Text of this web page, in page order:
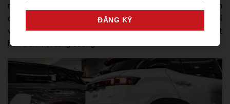
như Kia Seltos và Honda HR-V cũng mang lại thiết kế hiện
đại, nhưng
lại vượt trội nhờ những chi tiết tỉ mỉ
và sự hài hòa giữa các yếu tố thiết kế, từ đó giúp xe nổi bật
hơn trên mọi cung đường.